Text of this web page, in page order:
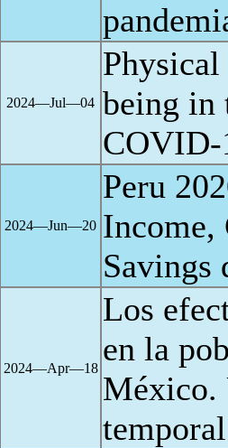
2024―Jul―04 being in
COVID-
2024―Jun―20
Peru
Income,
2024―Apr―18
Los
en la
México.